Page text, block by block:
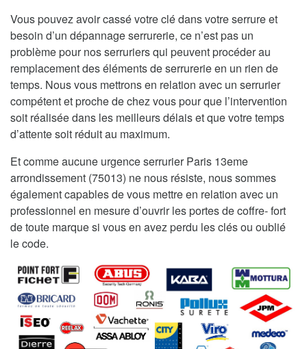
Vous pouvez avoir cassé votre clé dans votre serrure et
besoin d’un dépannage serrurerie, ce n’est pas un
problème pour nos serruriers qui peuvent procéder au
remplacement des éléments de serrurerie en un rien de
temps. Nous vous mettrons en relation avec un serrurier
compétent et proche de chez vous pour que l’intervention
soit réalisée dans les meilleurs délais et que votre temps
d’attente soit réduit au maximum.
Et comme aucune urgence serrurier Paris 13eme
arrondissement (75013) ne nous résiste, nous sommes
également capables de vous mettre en relation avec un
professionnel en mesure d’ouvrir les portes de coffre- fort
de toute marque si vous en avez perdu les clés ou oublié
le code.